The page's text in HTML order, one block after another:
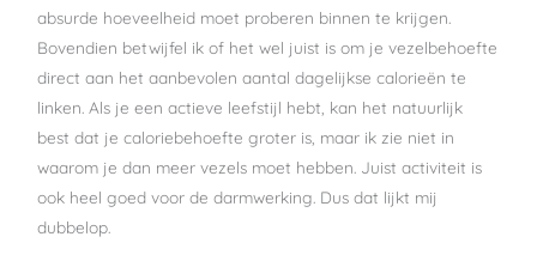
absurde hoeveelheid moet proberen binnen te krijgen.
Bovendien betwijfel ik of het wel juist is om je vezelbehoefte
direct aan het aanbevolen aantal dagelijkse calorieën te
linken. Als je een actieve leefstijl hebt, kan het natuurlijk
best dat je caloriebehoefte groter is, maar ik zie niet in
waarom je dan meer vezels moet hebben. Juist activiteit is
ook heel goed voor de darmwerking. Dus dat lijkt mij
dubbelop.